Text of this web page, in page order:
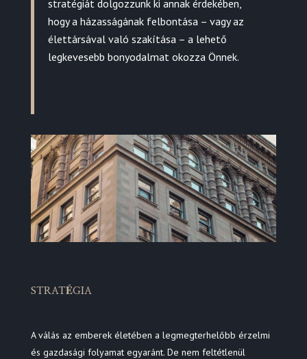
stratégiát dolgozzunk ki annak érdekében,
hogy a házasságának felbontása – vagy az
élettársával való szakítása – a lehető
legkevesebb bonyodalmat okozza Önnek.
STRATÉGIA
A válás az emberek életében a legmegterhelőbb érzelmi
és gazdasági folyamat egyaránt. De nem feltétlenül